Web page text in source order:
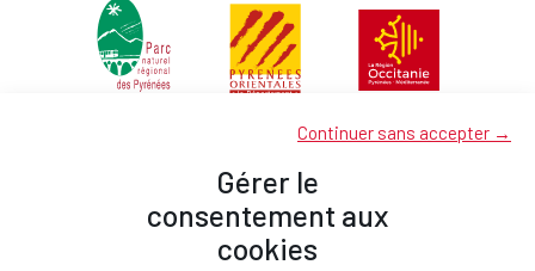
Gérer le
consentement aux
cookies
Continuer sans accepter →